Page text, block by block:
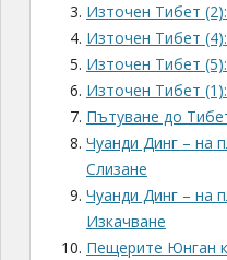
Източен Тибет
Източен Тибет
Източен Тибет
Източен Тибет
Пътуване до
Чуанди Динг – на
Слизане
Чуанди Динг – на
Изкачване
Пещерите Юнган